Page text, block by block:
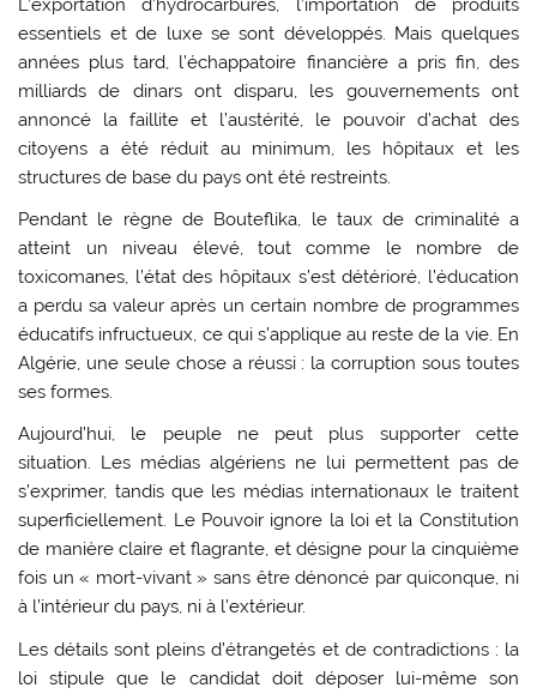
essentiels et de luxe se sont développés. Mais quelques
années plus tard, l’échappatoire financière a pris fin, des
milliards de dinars ont disparu, les gouvernements ont
annoncé la faillite et l’austérité, le pouvoir d’achat des
citoyens a été réduit au minimum, les hôpitaux et les
structures de base du pays ont été restreints.
Pendant le règne de Bouteflika, le taux de criminalité a
atteint un niveau élevé, tout comme le nombre de
toxicomanes, l’état des hôpitaux s’est détérioré, l’éducation
a perdu sa valeur après un certain nombre de programmes
éducatifs infructueux, ce qui s’applique au reste de la vie. En
Algérie, une seule chose a réussi : la corruption sous toutes
ses formes.
Aujourd’hui, le peuple ne peut plus supporter cette
situation. Les médias algériens ne lui permettent pas de
s’exprimer, tandis que les médias internationaux le traitent
superficiellement. Le Pouvoir ignore la loi et la Constitution
de manière claire et flagrante, et désigne pour la cinquième
fois un « mort-vivant » sans être dénoncé par quiconque, ni
à l’intérieur du pays, ni à l’extérieur.
Les détails sont pleins d’étrangetés et de contradictions : la
loi stipule que le candidat doit déposer lui-même son